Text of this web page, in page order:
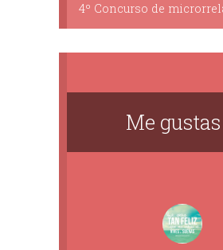
4º Concurso de
Me gustas